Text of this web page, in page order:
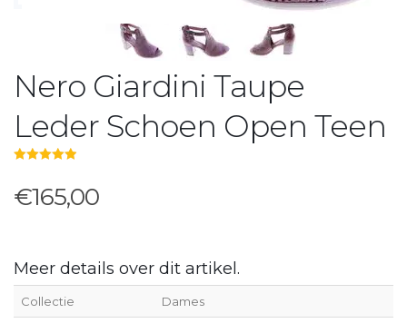
Nero Giardini Taupe
Leder Schoen Open Teen
€165,00
Meer details over dit artikel.
Collectie Dames